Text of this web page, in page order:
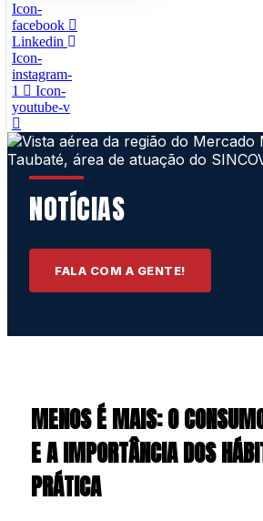
Icon-
facebook
Linkedin
Icon-
instagram-
1
Icon-
youtube-v
NOTÍCIAS
FALA COM A GENTE!
MENOS É MAIS: O
E A IMPORTÂNCIA DOS
PRÁTICA